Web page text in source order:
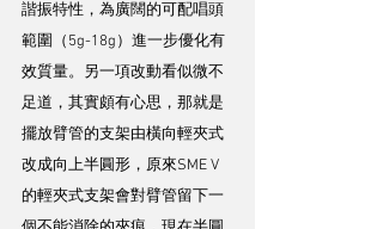
諧振特性，為廣闊的可配唱頭
範圍（5g-18g）進一步優化有
效質量。另一項改動看似微不
足道，其實頗有心思，那就是
擺放臂管的支架由橫向輕夾式
改成向上半圓形，原來SME V
的輕夾式支架會對臂管留下一